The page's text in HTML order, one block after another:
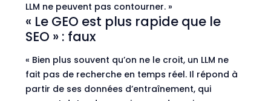
LLM ne peuvent pas contourner. »
« Le GEO est plus rapide que le
SEO » : faux
« Bien plus souvent qu’on ne le croit, un LLM ne
fait pas de recherche en temps réel. Il répond à
partir de ses données d’entraînement, qui